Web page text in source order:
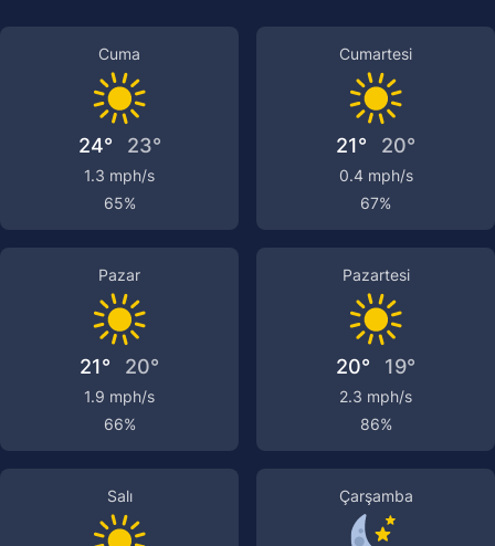
Cuma
24° 23°
1.3 mph/s
65%
Cumartesi
21° 20°
0.4 mph/s
67%
Pazar
21° 20°
1.9 mph/s
66%
Pazartesi
20° 19°
2.3 mph/s
86%
Salı Çarşamba